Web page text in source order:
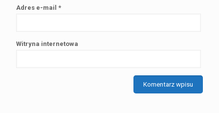
Adres e-mail *
Witryna internetowa